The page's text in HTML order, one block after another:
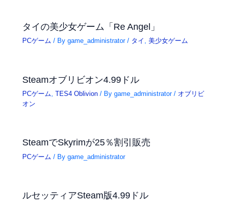
タイの美少女ゲーム「Re Angel」
PCゲーム / Bygame_administrator/ タイ ,美少女ゲーム
Steamオブリビオン4.99ドル
PCゲーム ,TES4 Oblivion / Bygame_administrator/ オブリビ
オン
SteamでSkyrimが25％割引販売
PCゲーム / Bygame_administrator
ルセッティアSteam版4.99ドル